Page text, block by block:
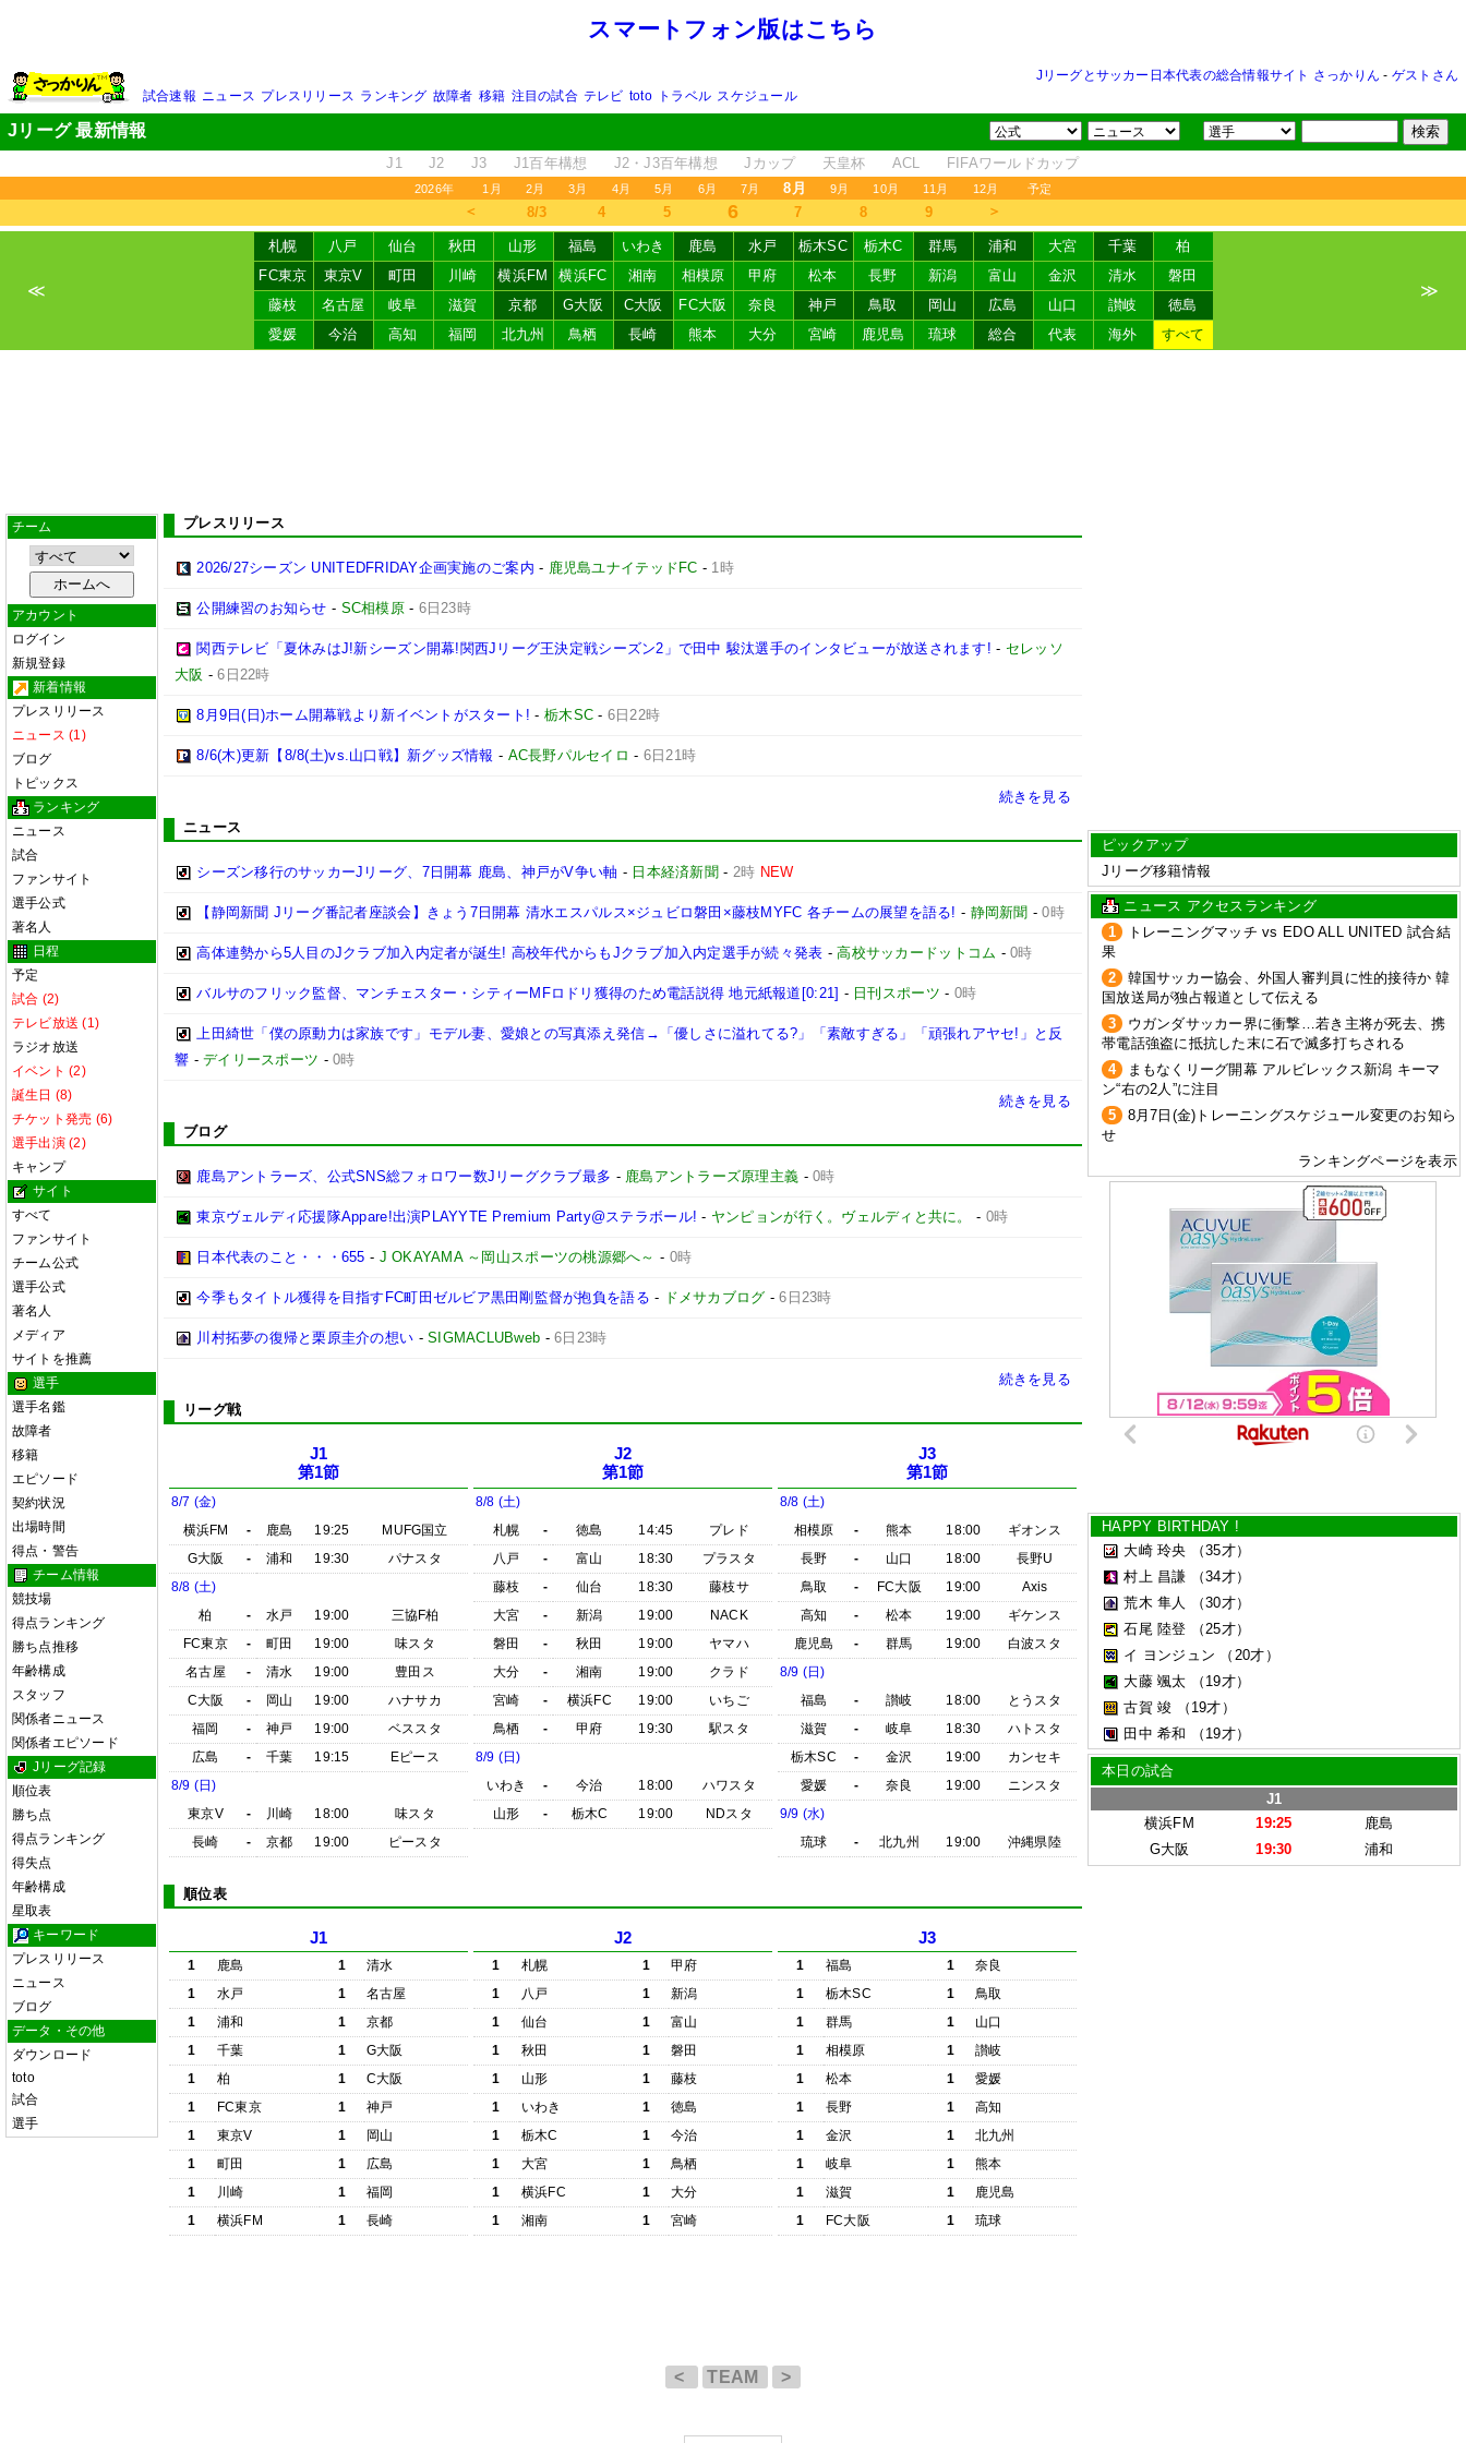
スマートフォン版はこちら
Jリーグとサッカー日本代表の総合情報サイト さっかりん - ゲストさん
試合速報 ニュース プレスリリース ランキング 故障者 移籍 注目の試合 テレビ toto トラベル スケジュール
Jリーグ 最新情報
J1 J2 J3 J1百年構想 J2・J3百年構想 Jカップ 天皇杯 ACL FIFAワールドカップ
2026年 1月 2月 3月 4月 5月 6月 7月 8月 9月 10月 11月 12月 予定
＜ 8/3 4 5 6 7 8 9 ＞
≪
札幌 八戸 仙台 秋田 山形 福島 いわき 鹿島 水戸 栃木SC 栃木C 群馬 浦和 大宮 千葉
柏
FC東京
東京V 町田 川崎 横浜FM 横浜FC 湘南 相模原 甲府 松本 長野 新潟 富山 金沢 清水
磐田
藤枝
名古屋 岐阜 滋賀 京都 G大阪 C大阪 FC大阪 奈良 神戸 鳥取 岡山 広島 山口 讃岐
徳島
愛媛
今治 高知 福岡 北九州 鳥栖 長崎 熊本 大分 宮崎 鹿児島 琉球 総合 代表 海外 すべて
≫
チーム
アカウント
ログイン
新規登録
新着情報
プレスリリース
ニュース (1)
ブログ
トピックス
ランキング
ニュース
試合
ファンサイト
選手公式
著名人
日程
予定
試合 (2)
テレビ放送 (1)
ラジオ放送
イベント (2)
誕生日 (8)
チケット発売 (6)
選手出演 (2)
キャンプ
サイト
すべて
ファンサイト
チーム公式
選手公式
著名人
メディア
サイトを推薦
選手
選手名鑑
故障者
移籍
エピソード
契約状況
出場時間
得点・警告
チーム情報
競技場
得点ランキング
勝ち点推移
年齢構成
スタッフ
関係者ニュース
関係者エピソード
Jリーグ記録
順位表
勝ち点
得点ランキング
得失点
年齢構成
星取表
キーワード
プレスリリース
ニュース
ブログ
データ・その他
ダウンロード
toto
試合
選手
プレスリリース
2026/27シーズン UNITEDFRIDAY企画実施のご案内 - 鹿児島ユナイテッドFC - 1時
公開練習のお知らせ - SC相模原- 6日23時
関西テレビ「夏休みはJ!新シーズン開幕!関西Jリーグ王決定戦シーズン2」で田中 駿汰選手のインタビューが放送されます! - セレッソ
大阪 -6日22時
8月9日(日)ホーム開幕戦より新イベントがスタート! -栃木SC - 6日22時
8/6(木)更新【8/8(土)vs.山口戦】新グッズ情報 - AC長野パルセイロ - 6日21時
続きを見る
ニュース
シーズン移行のサッカーJリーグ、7日開幕 鹿島、神戸がV争い軸 - 日本経済新聞 - 2時 NEW
【静岡新聞 Jリーグ番記者座談会】きょう7日開幕 清水エスパルス×ジュビロ磐田×藤枝MYFC 各チームの展望を語る! - 静岡新聞 -0時
高体連勢から5人目のJクラブ加入内定者が誕生! 高校年代からもJクラブ加入内定選手が続々発表 -高校サッカードットコム -0時
バルサのフリック監督、マンチェスター・シティーMFロドリ獲得のため電話説得 地元紙報道[0:21] - 日刊スポーツ - 0時
上田綺世「僕の原動力は家族です」モデル妻、愛娘との写真添え発信→「優しさに溢れてる?」「素敵すぎる」「頑張れアヤセ!」と反
響 -デイリースポーツ -0時
続きを見る
ブログ
鹿島アントラーズ、公式SNS総フォロワー数Jリーグクラブ最多 - 鹿島アントラーズ原理主義 -0時
東京ヴェルディ応援隊Appare!出演PLAYYTE Premium Party@ステラボール! - ヤンピョンが行く。ヴェルディと共に。 - 0時
日本代表のこと・・・655 - J OKAYAMA ～岡山スポーツの桃源郷へ～ - 0時
今季もタイトル獲得を目指すFC町田ゼルビア黒田剛監督が抱負を語る - ドメサカブログ -6日23時
川村拓夢の復帰と栗原圭介の想い -SIGMACLUBweb -6日23時
続きを見る
リーグ戦
J1
第1節
8/7 (金)
横浜FM
- 鹿島 19:25
MUFG国立
G大阪
- 浦和 19:30
パナスタ
8/8 (土)
柏
- 水戸 19:00
三協F柏
FC東京
- 町田 19:00
味スタ
名古屋
- 清水 19:00
豊田ス
C大阪
- 岡山 19:00
ハナサカ
福岡
- 神戸 19:00
ベススタ
広島
- 千葉 19:15
Eピース
8/9 (日)
東京V
- 川崎 18:00
味スタ
長崎
- 京都 19:00 ピースタ
J2
第1節
8/8 (土)
札幌
- 徳島 14:45
プレド
八戸
- 富山 18:30
プラスタ
藤枝
- 仙台 18:30
藤枝サ
大宮
- 新潟 19:00
NACK
磐田
- 秋田 19:00
ヤマハ
大分
- 湘南 19:00
クラド
宮崎
- 横浜FC 19:00
いちご
鳥栖
- 甲府 19:30
駅スタ
8/9 (日)
いわき
- 今治 18:00
ハワスタ
山形
- 栃木C 19:00 NDスタ
J3
第1節
8/8 (土)
相模原
- 熊本 18:00
ギオンス
長野
- 山口 18:00
長野U
鳥取
- FC大阪 19:00
Axis
高知
- 松本 19:00
ギケンス
鹿児島
- 群馬 19:00
白波スタ
8/9 (日)
福島
- 讃岐 18:00
とうスタ
滋賀
- 岐阜 18:30
ハトスタ
栃木SC
- 金沢 19:00
カンセキ
愛媛
- 奈良 19:00
ニンスタ
9/9 (水)
琉球
- 北九州 19:00 沖縄県陸
順位表
J1
1 鹿島 1
清水
1
水戸 1
名古屋
1
浦和 1
京都
1
千葉 1
G大阪
1
柏 1
C大阪
1
FC東京 1
神戸
1
東京V 1
岡山
1
町田 1
広島
1
川崎 1
福岡
1
横浜FM 1 長崎
J2
1 札幌 1
甲府
1
八戸 1
新潟
1
仙台 1
富山
1
秋田 1
磐田
1
山形 1
藤枝
1
いわき 1
徳島
1
栃木C 1
今治
1
大宮 1
鳥栖
1
横浜FC 1
大分
1
湘南 1 宮崎
J3
1 福島 1
奈良
1
栃木SC 1
鳥取
1
群馬 1
山口
1
相模原 1
讃岐
1
松本 1
愛媛
1
長野 1
高知
1
金沢 1
北九州
1
岐阜 1
熊本
1
滋賀 1
鹿児島
1
FC大阪 1 琉球
ピックアップ
Jリーグ移籍情報
ニュース アクセスランキング
1
トレーニングマッチ vs EDO ALL UNITED 試合結
果
2
韓国サッカー協会、外国人審判員に性的接待か 韓
国放送局が独占報道として伝える
3
ウガンダサッカー界に衝撃…若き主将が死去、携
帯電話強盗に抵抗した末に石で滅多打ちされる
4
まもなくリーグ開幕 アルビレックス新潟 キーマ
ン“右の2人”に注目
5
8月7日(金)トレーニングスケジュール変更のお知ら
せ
ランキングページを表示
HAPPY BIRTHDAY !
大崎 玲央
（35才）
村上 昌謙
（34才）
荒木 隼人
（30才）
石尾 陸登
（25才）
イ ヨンジュン
（20才）
大藤 颯太
（19才）
古賀 竣
（19才）
田中 希和
（19才）
本日の試合
J1
横浜FM
19:25
鹿島
G大阪
19:30 浦和
< TEAM >